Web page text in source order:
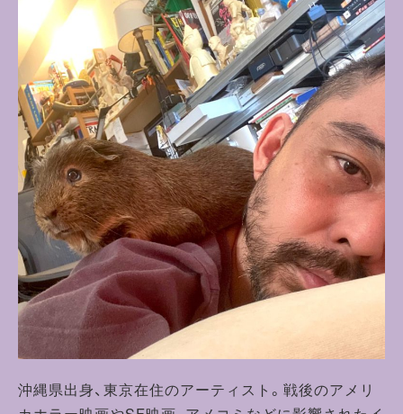
沖縄県出身、東京在住のアーティスト。戦後のアメリ